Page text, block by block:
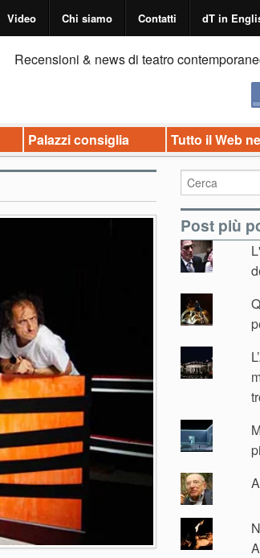
Video Chi siamo Contatti dT in
Recensioni & news di teatro
Palazzi consiglia Tutto il Web
Post più